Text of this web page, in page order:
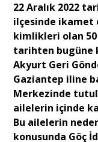
22 Aralık 2022
ilçesinde ikamet
kimlikleri olan 50
tarihten bugüne
Akyurt Geri
Gaziantep iline
Merkezinde
ailelerin içinde
Bu ailelerin
konusunda Göç